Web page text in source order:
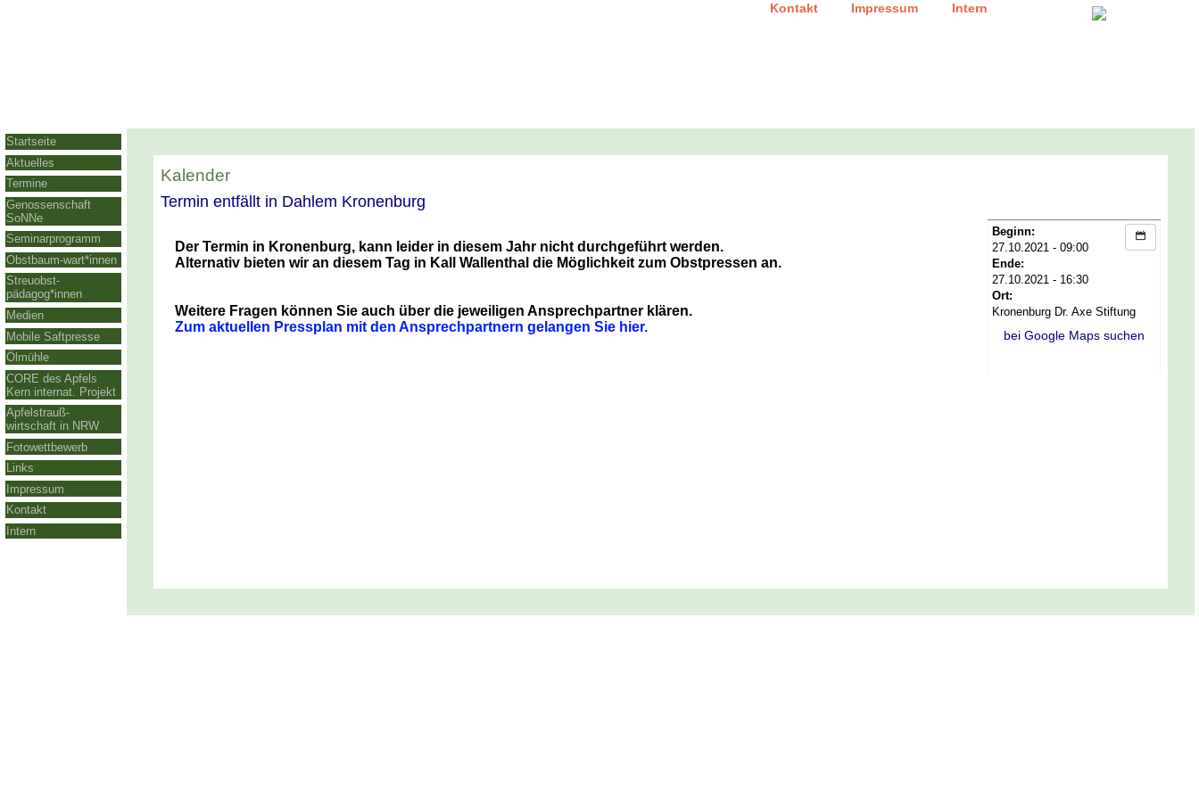
Kontakt Impressum Intern
Startseite
Aktuelles
Termine
Genossenschaft
SoNNe
Seminarprogramm
Obstbaum-wart*innen
Streuobst-
pädagog*innen
Medien
Mobile Saftpresse
Ölmühle
CORE des Apfels
Kern internat. Projekt
Apfelstrauß-
wirtschaft in NRW
Fotowettbewerb
Links
Impressum
Kontakt
Intern
Kalender
Termin entfällt in Dahlem Kronenburg
Beginn:
27.10.2021 - 09:00
Ende:
27.10.2021 - 16:30
Ort:
Kronenburg Dr. Axe Stiftung
bei Google Maps suchen
Der Termin in Kronenburg, kann leider in diesem Jahr nicht durchgeführt werden.
Alternativ bieten wir an diesem Tag in Kall Wallenthal die Möglichkeit zum Obstpressen an.
Weitere Fragen können Sie auch über die jeweiligen Ansprechpartner klären.
Zum aktuellen Pressplan mit den Ansprechpartnern gelangen Sie hier.